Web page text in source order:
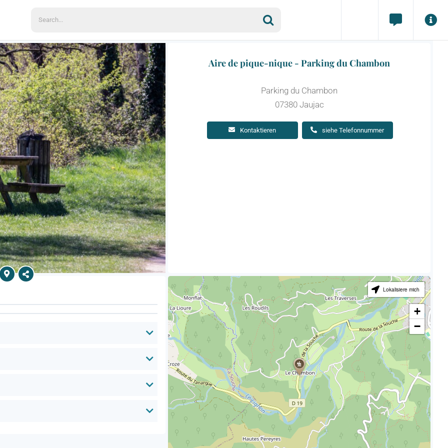
Aire de pique-nique - Parking du Chambon
Parking du Chambon
07380 Jaujac
Kontaktieren siehe Telefonnummer
Lokalisiere mich
+
−